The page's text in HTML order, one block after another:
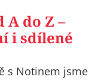
A do Z –
i sdílené
s Notinem jsme